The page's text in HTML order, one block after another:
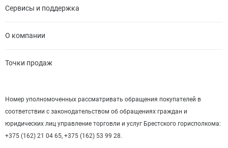
Сервисы и поддержка
О компании
Точки продаж
Номер уполномоченных рассматривать обращения покупателей в
соответствии с законодательством об обращениях граждан и
юридических лиц управление торговли и услуг Брестского горисполкома:
+375 (162) 21 04 65, +375 (162) 53 99 28.